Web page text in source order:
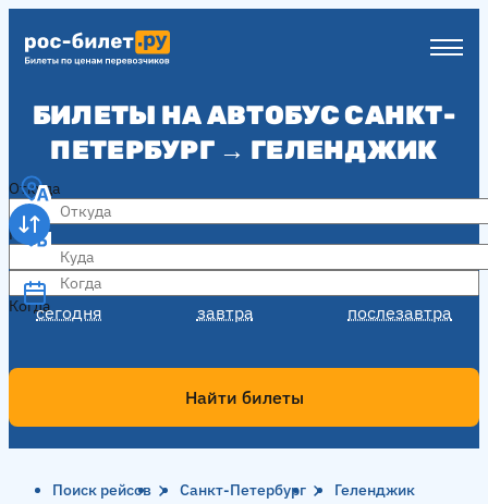
БИЛЕТЫ НА АВТОБУС САНКТ-
ПЕТЕРБУРГ → ГЕЛЕНДЖИК
Откуда
Куда
Когда
сегодня завтра послезавтра
Когда
Найти билеты
Поиск рейсов Санкт-Петербург Геленджик